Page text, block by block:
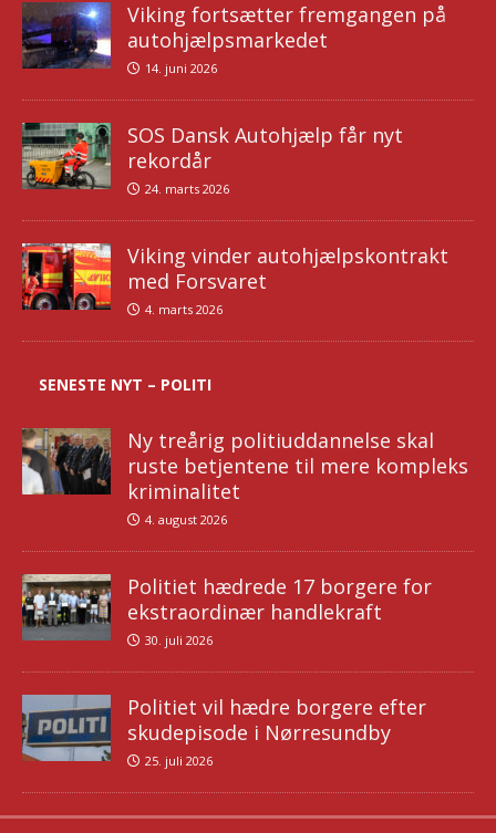
Viking fortsætter fremgangen på
autohjælpsmarkedet
14. juni 2026
SOS Dansk Autohjælp får nyt
rekordår
24. marts 2026
Viking vinder autohjælpskontrakt
med Forsvaret
4. marts 2026
SENESTE NYT – POLITI
Ny treårig politiuddannelse skal
ruste betjentene til mere kompleks
kriminalitet
4. august 2026
Politiet hædrede 17 borgere for
ekstraordinær handlekraft
30. juli 2026
Politiet vil hædre borgere efter
skudepisode i Nørresundby
25. juli 2026